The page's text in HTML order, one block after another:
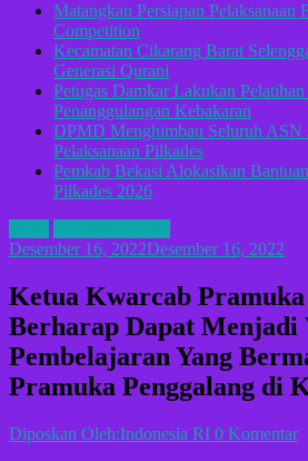
Matangkan Persiapan Pelaksanaan
Competition
Kecamatan Cikarang Barat
Generasi Qurani
Petugas Damkar Lakukan Pelatihan
Penanggulangan Kebakaran
DPMD Menghimbau Seluruh ASN
Pelaksanaan Pilkades
Pemkab Bekasi Alokasikan
Pilkades 2026
Desember 16, 2022Desember 16, 2022
Ketua Kwarcab
Berharap Dapat Menjadi
Pembelajaran Yang
Pramuka Penggalang di
Diposkan Oleh:Indonesia RI 0 Komentar